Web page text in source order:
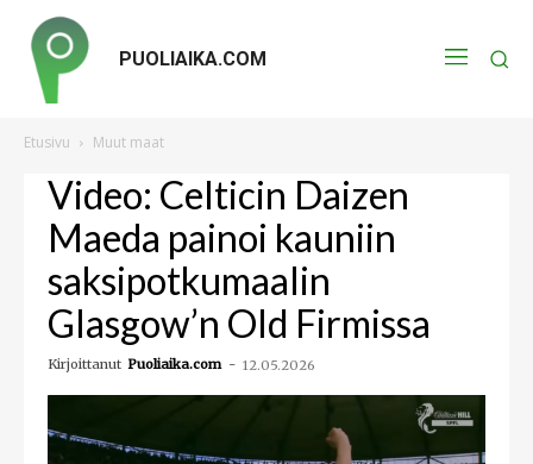
PUOLIAIKA.COM
Etusivu Muut maat
Video: Celticin Daizen
Maeda painoi kauniin
saksipotkumaalin
Glasgow’n Old Firmissa
Kirjoittanut Puoliaika.com - 12.05.2026